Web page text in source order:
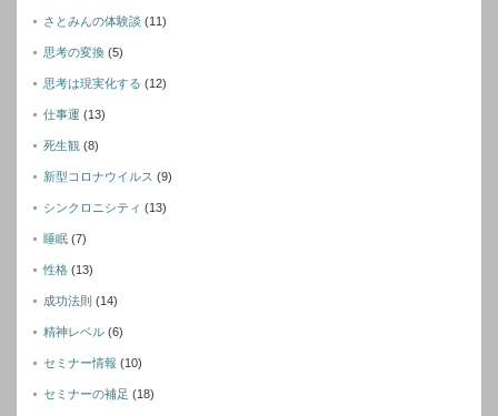
さとみんの体験談 (11)
思考の変換 (5)
思考は現実化する (12)
仕事運 (13)
死生観 (8)
新型コロナウイルス (9)
シンクロニシティ (13)
睡眠 (7)
性格 (13)
成功法則 (14)
精神レベル (6)
セミナー情報 (10)
セミナーの補足 (18)